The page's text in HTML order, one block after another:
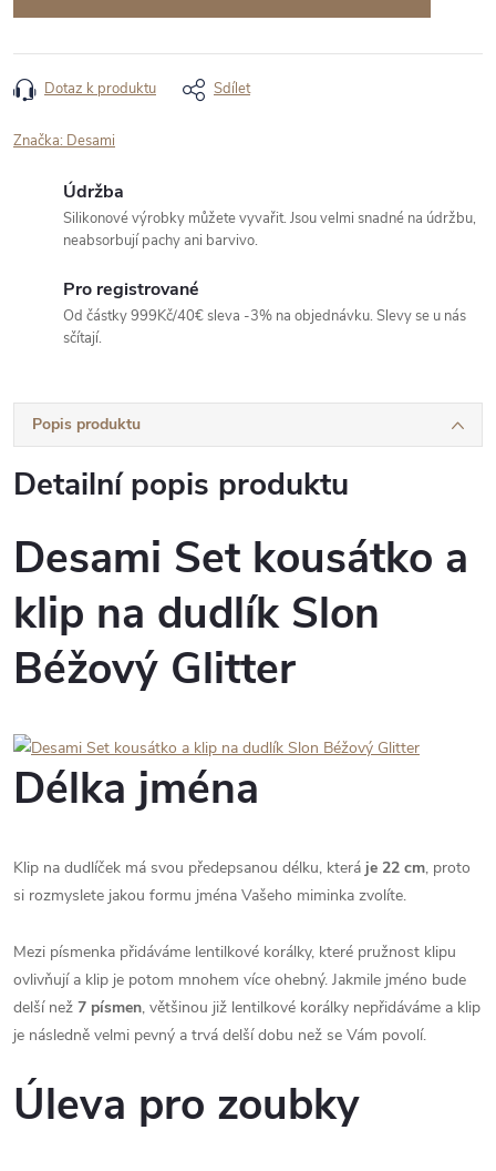
Dotaz k produktu Sdílet
Značka: Desami
Údržba
Silikonové výrobky můžete vyvařit. Jsou velmi snadné na údržbu,
neabsorbují pachy ani barvivo.
Pro registrované
Od částky 999Kč/40€ sleva -3% na objednávku. Slevy se u nás
sčítají.
Popis produktu
Detailní popis produktu
Desami Set kousátko a
klip na dudlík Slon
Béžový Glitter
Délka jména
Klip na dudlíček má svou předepsanou délku, která je 22 cm, proto
si rozmyslete jakou formu jména Vašeho miminka zvolíte.
Mezi písmenka přidáváme lentilkové korálky, které pružnost klipu
ovlivňují a klip je potom mnohem více ohebný. Jakmile jméno bude
delší než 7 písmen, většinou již lentilkové korálky nepřidáváme a klip
je následně velmi pevný a trvá delší dobu než se Vám povolí.
Úleva pro zoubky